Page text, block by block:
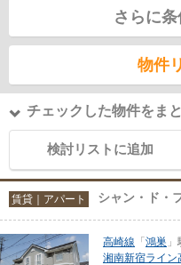
さらに
物件
チェックした物件をま
検討リストに追加
賃貸｜アパート シャン・ド・
高崎線 「 鴻巣
湘南新宿ライン